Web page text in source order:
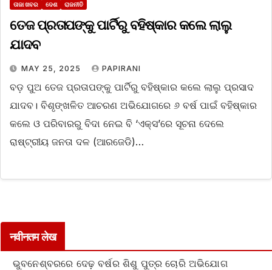
ତାଜା ଖବର ଦେଶ ରାଜନୀତି
ତେଜ ପ୍ରତାପଙ୍କୁ ପାର୍ଟିରୁ ବହିଷ୍କାର କଲେ ଲାଲୁ
ଯାଦବ
MAY 25, 2025 PAPIRANI
ବଡ଼ ପୁଅ ତେଜ ପ୍ରତାପଙ୍କୁ ପାର୍ଟିରୁ ବହିଷ୍କାର କଲେ ଲାଲୁ ପ୍ରସାଦ
ଯାଦବ। ବିଶୃଙ୍ଖଳିତ ଆଚରଣ ଅଭିଯୋଗରେ ୬ ବର୍ଷ ପାଇଁ ବହିଷ୍କାର
କଲେ ଓ ପରିବାରରୁ ବିଦା ନେଇ ବି ‘ଏକ୍ସ’ରେ ସୂଚନା ଦେଲେ
ରାଷ୍ଟ୍ରୀୟ ଜନତା ଦଳ (ଆରଜେଡି)…
नवीनतम लेख
ଭୁବନେଶ୍ବରରେ ଦେଢ଼ ବର୍ଷର ଶିଶୁ ପୁତ୍ର ଚୋରି ଅଭିଯୋଗ